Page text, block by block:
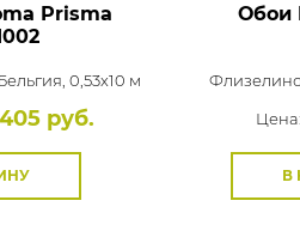
Prisma
0,53x10 м
руб.
Обои
Цена:
В